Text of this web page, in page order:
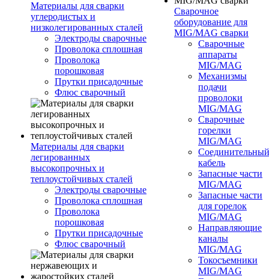
Материалы для сварки
углеродистых и
низколегированных сталей
Электроды сварочные
Проволока сплошная
Проволока
порошковая
Прутки присадочные
Флюс сварочный
Материалы для сварки
легированных
высокопрочных и
теплоустойчивых сталей
Электроды сварочные
Проволока сплошная
Проволока
порошковая
Прутки присадочные
Флюс сварочный
Сварочное
оборудование для
MIG/MAG сварки
Сварочные
аппараты
MIG/MAG
Механизмы
подачи
проволоки
MIG/MAG
Сварочные
горелки
MIG/MAG
Соединительный
кабель
Запасные части
MIG/MAG
Запасные части
для горелок
MIG/MAG
Направляющие
каналы
MIG/MAG
Токосъемники
MIG/MAG